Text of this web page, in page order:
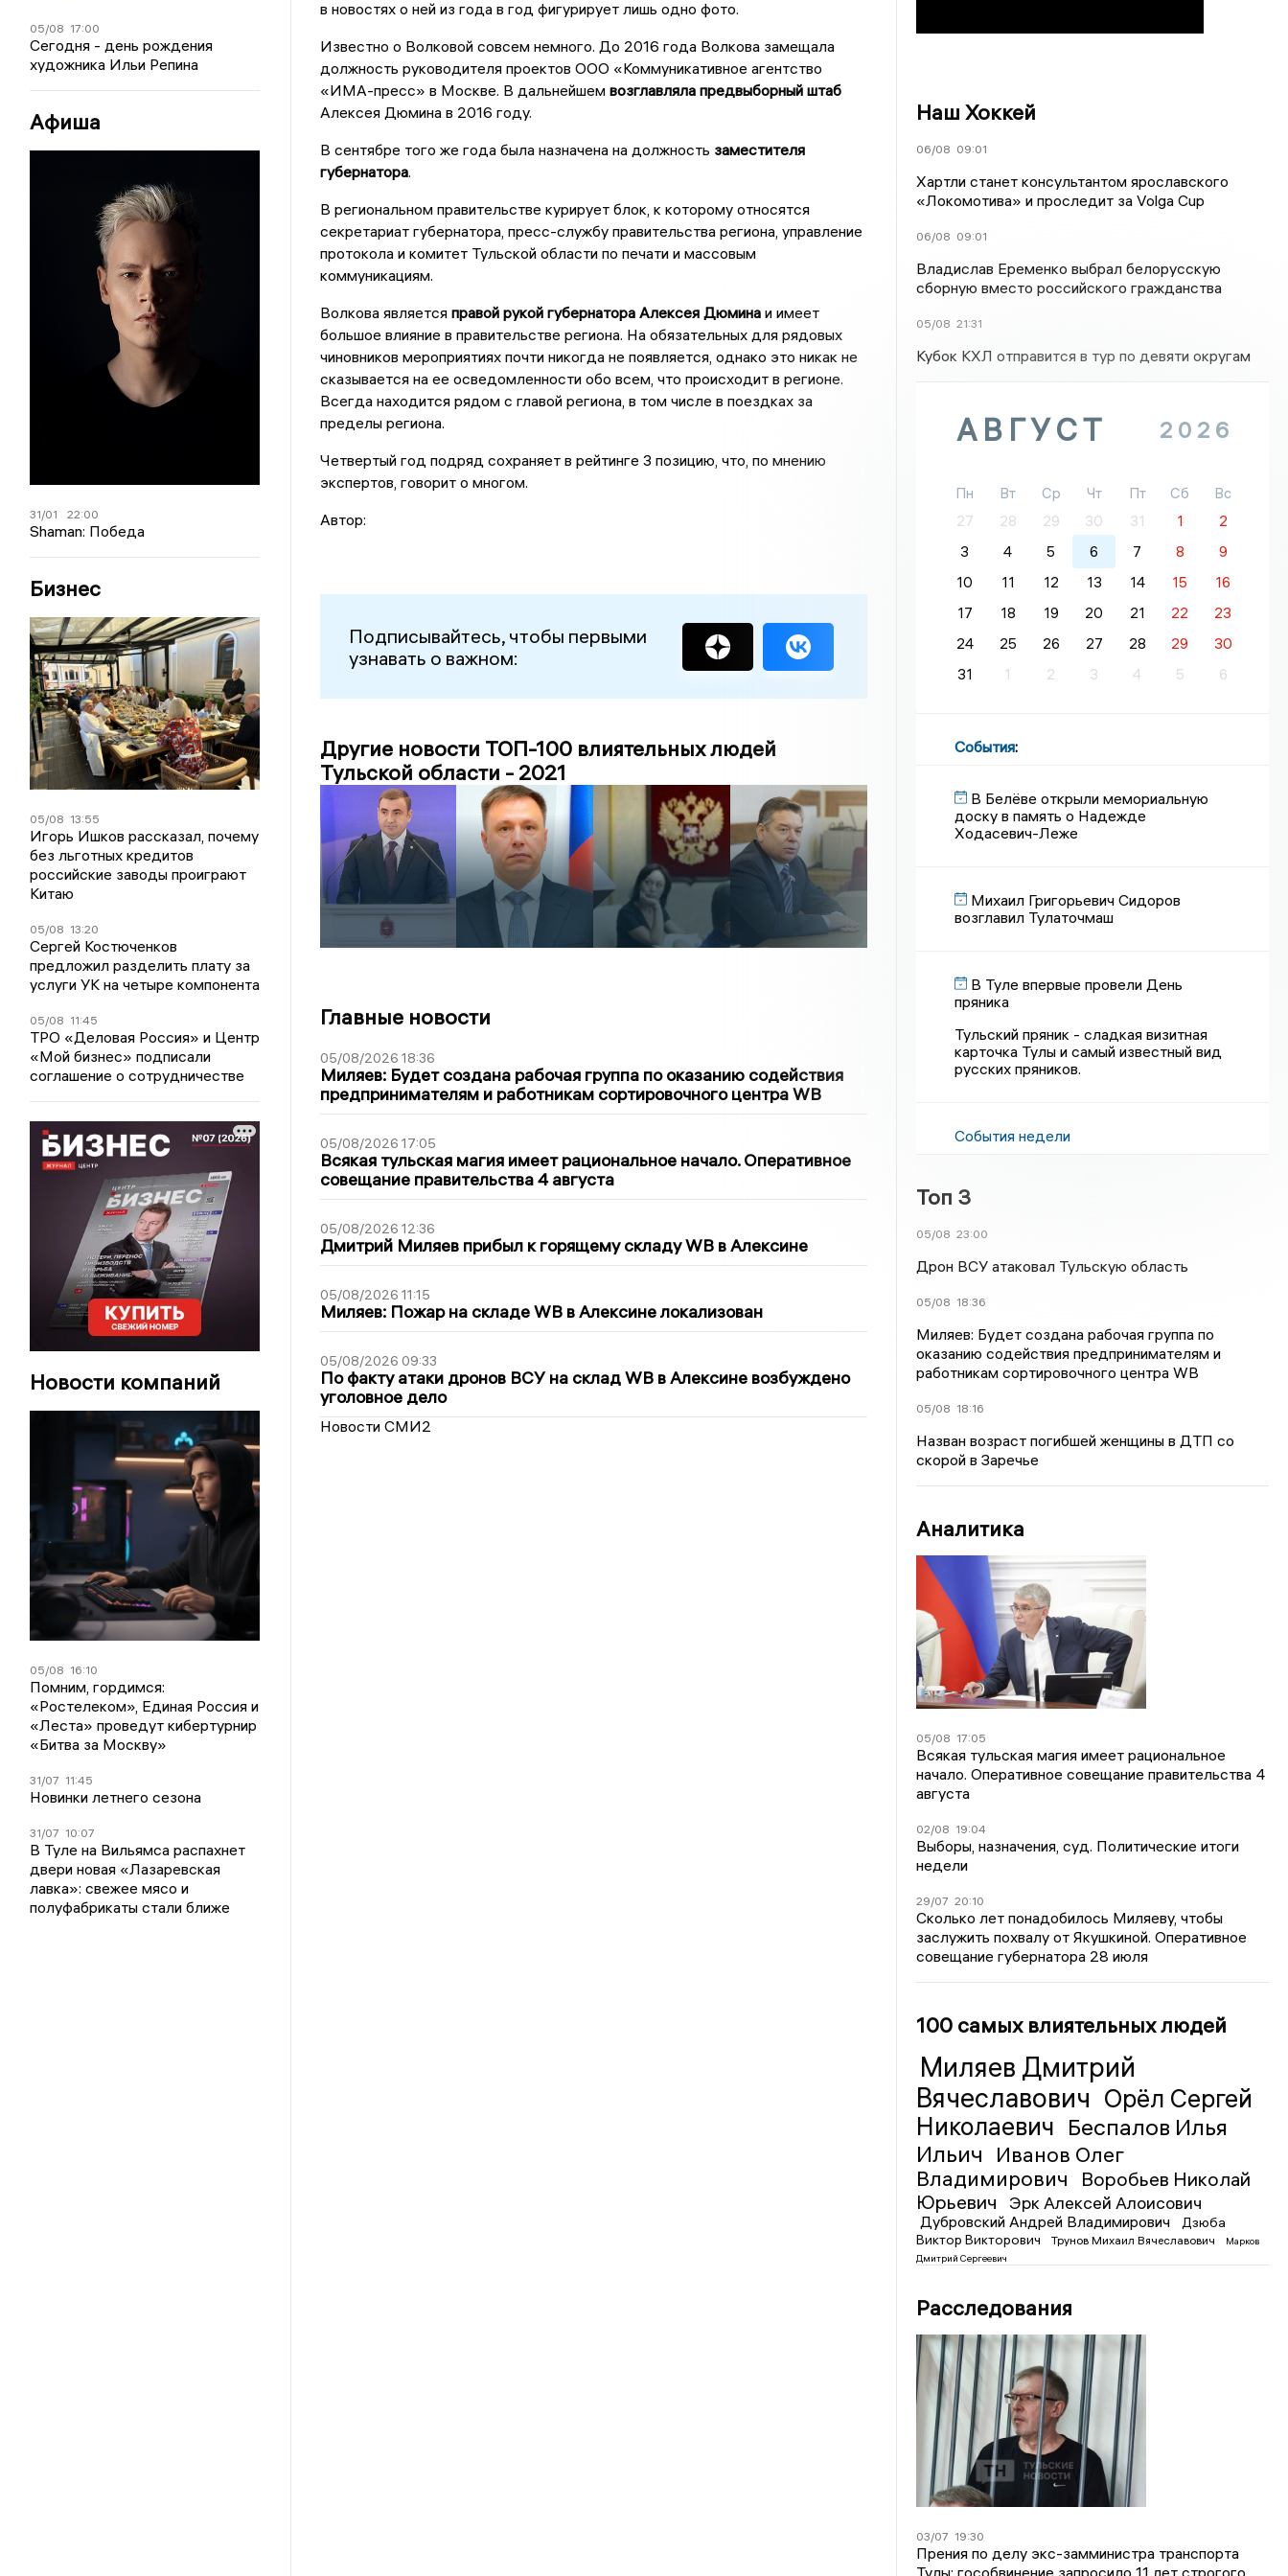
05/08 17:00
Сегодня - день рождения
художника Ильи Репина
Афиша
31/01 22:00
Shaman: Победа
Бизнес
05/08 13:55
Игорь Ишков рассказал, почему
без льготных кредитов
российские заводы проиграют
Китаю
05/08 13:20
Сергей Костюченков
предложил разделить плату за
услуги УК на четыре компонента
05/08 11:45
ТРО «Деловая Россия» и Центр
«Мой бизнес» подписали
соглашение о сотрудничестве
Новости компаний
05/08 16:10
Помним, гордимся:
«Ростелеком», Единая Россия и
«Леста» проведут кибертурнир
«Битва за Москву»
31/07 11:45
Новинки летнего сезона
31/07 10:07
В Туле на Вильямса распахнет
двери новая «Лазаревская
лавка»: свежее мясо и
полуфабрикаты стали ближе
в новостях о ней из года в год фигурирует лишь одно фото.
Известно о Волковой совсем немного. До 2016 года Волкова замещала
должность руководителя проектов ООО «Коммуникативное агентство
«ИМА-пресс» в Москве. В дальнейшем возглавляла предвыборный штаб
Алексея Дюмина в 2016 году.
В сентябре того же года была назначена на должность заместителя
губернатора.
В региональном правительстве курирует блок, к которому относятся
секретариат губернатора, пресс-службу правительства региона, управление
протокола и комитет Тульской области по печати и массовым
коммуникациям.
Волкова является правой рукой губернатора Алексея Дюминаи имеет
большое влияние в правительстве региона. На обязательных для рядовых
чиновников мероприятиях почти никогда не появляется, однако это никак не
сказывается на ее осведомленности обо всем, что происходит в регионе.
Всегда находится рядом с главой региона, в том числе в поездках за
пределы региона.
Четвертый год подряд сохраняет в рейтинге 3 позицию, что, по мнению
экспертов, говорит о многом.
Автор:
Подписывайтесь, чтобы первыми
узнавать о важном:
Другие новости ТОП-100 влиятельных людей
Тульской области - 2021
Главные новости
05/08/2026 18:36
Миляев: Будет создана рабочая группа по оказанию содействия
предпринимателям и работникам сортировочного центра WB
05/08/2026 17:05
Всякая тульская магия имеет рациональное начало. Оперативное
совещание правительства 4 августа
05/08/2026 12:36
Дмитрий Миляев прибыл к горящему складу WB в Алексине
05/08/2026 11:15
Миляев: Пожар на складе WB в Алексине локализован
05/08/2026 09:33
По факту атаки дронов ВСУ на склад WB в Алексине возбуждено
уголовное дело
Новости СМИ2
Наш Хоккей
06/08 09:01
Хартли станет консультантом ярославского
«Локомотива» и проследит за Volga Cup
06/08 09:01
Владислав Еременко выбрал белорусскую
сборную вместо российского гражданства
05/08 21:31
Кубок КХЛ отправится в тур по девяти округам
АВГУСТ 2026
Пн Вт Ср Чт Пт Сб
Вс
27
28 29 30 31 1
2
3
4 5 6 7 8
9
10
11 12 13 14 15
16
17
18 19 20 21 22
23
24
25 26 27 28 29
30
31
1 2 3 4 5 6
События:
В Белёве открыли мемориальную
доску в память о Надежде
Ходасевич-Леже
Михаил Григорьевич Сидоров
возглавил Тулаточмаш
В Туле впервые провели День
пряника
Тульский пряник - сладкая визитная
карточка Тулы и самый известный вид
русских пряников.
События недели
Топ 3
05/08 23:00
Дрон ВСУ атаковал Тульскую область
05/08 18:36
Миляев: Будет создана рабочая группа по
оказанию содействия предпринимателям и
работникам сортировочного центра WB
05/08 18:16
Назван возраст погибшей женщины в ДТП со
скорой в Заречье
Аналитика
05/08 17:05
Всякая тульская магия имеет рациональное
начало. Оперативное совещание правительства 4
августа
02/08 19:04
Выборы, назначения, суд. Политические итоги
недели
29/07 20:10
Сколько лет понадобилось Миляеву, чтобы
заслужить похвалу от Якушкиной. Оперативное
совещание губернатора 28 июля
100 самых влиятельных людей
Миляев Дмитрий
Вячеславович Орёл Сергей
Николаевич Беспалов Илья
Ильич
Иванов Олег
Владимирович
Воробьев Николай
Юрьевич
Эрк Алексей Алоисович
Дубровский Андрей Владимирович
Дзюба
Виктор Викторович
Трунов Михаил Вячеславович
Марков
Дмитрий Сергеевич
Расследования
03/07 19:30
Прения по делу экс-замминистра транспорта
Тулы: гособвинение запросило 11 лет строгого